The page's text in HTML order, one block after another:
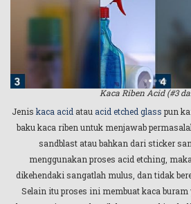
Kaca Riben Acid (#3
Jenis kaca acid atau acid etched glass pun
baku kaca riben untuk menjawab
sandblast atau bahkan dari sticker
menggunakan proses acid etching,
dikehendaki sangatlah mulus, dan tidak
Selain itu proses ini membuat kaca